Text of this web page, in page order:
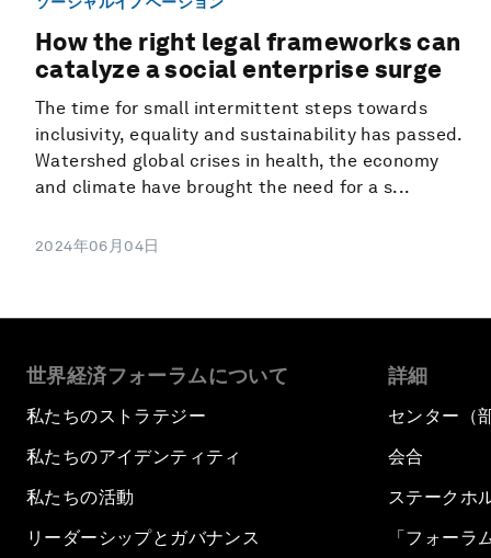
How the right legal frameworks can
catalyze a social enterprise surge
The time for small intermittent steps towards
inclusivity, equality and sustainability has passed.
Watershed global crises in health, the economy
and climate have brought the need for a s...
2024年06月04日
世界経済フォーラムについて
私たちのストラテジー
私たちのアイデンティティ
私たちの活動
リーダーシップとガバナンス
詳細
センター（
会合
ステークホ
「フォーラ